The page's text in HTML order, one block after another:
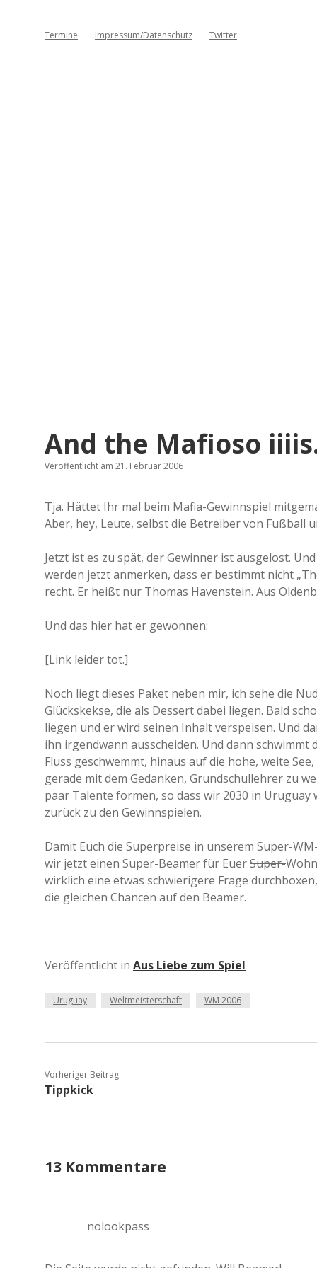
Termine Impressum/Datenschutz Twitter
And the Mafioso
Veröffentlicht am 21. Februar 2006
Tja. Hättet Ihr mal beim Mafia-Gewinnspiel
Aber, hey, Leute, selbst die Betreiber von Fußball
Jetzt ist es zu spät, der Gewinner ist ausgelost.
werden jetzt anmerken, dass er bestimmt nicht
recht. Er heißt nur Thomas Havenstein. Aus
Und das hier hat er gewonnen:
[Link leider tot.]
Noch liegt dieses Paket neben mir, ich sehe die
Glückskekse, die als Dessert dabei liegen. Bald
liegen und er wird seinen Inhalt verspeisen. Und
ihn irgendwann ausscheiden. Und dann
Fluss geschwemmt, hinaus auf die hohe, weite
gerade mit dem Gedanken, Grundschullehrer zu
paar Talente formen, so dass wir 2030 in
zurück zu den Gewinnspielen.
Damit Euch die Superpreise in unserem Super-
wir jetzt einen Super-Beamer für EuerSuper-
wirklich eine etwas schwierigere Frage
die gleichen Chancen auf den Beamer.
Veröffentlicht in Aus Liebe zum Spiel
Uruguay Weltmeisterschaft WM 2006
Vorheriger Beitrag
Tippkick
13 Kommentare
nolookpass